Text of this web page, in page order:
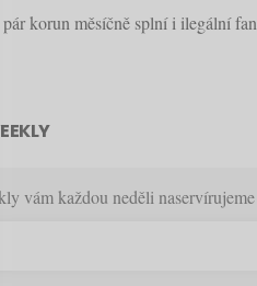
korun měsíčně splní i ilegální
vám každou neděli